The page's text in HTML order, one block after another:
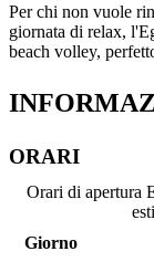
Per chi non vuole
giornata di relax,
beach volley,
ORARI
Orari di apertura
Giorno